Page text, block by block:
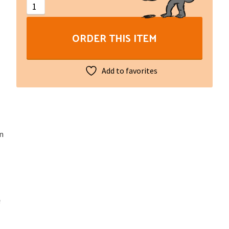
Tome
ORDER THIS ITEM
Add to favorites